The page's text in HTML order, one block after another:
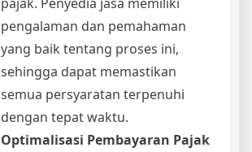
pengalaman dan pemahaman
yang baik tentang proses ini,
sehingga dapat memastikan
semua persyaratan terpenuhi
dengan tepat waktu.
Optimalisasi Pembayaran Pajak